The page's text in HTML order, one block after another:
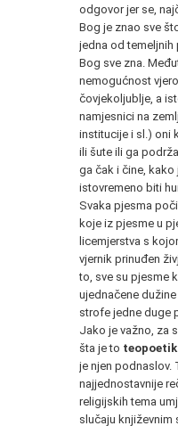
odgovor jer se,
Bog je znao sve
jedna od temeljnih
Bog sve zna.
nemogućnost
čovjekoljublje, a
namjesnici na
institucije i sl.) oni
ili šute ili ga
ga čak i čine,
istovremeno biti
Svaka pjesma
koje iz pjesme u
licemjerstva s
vjernik prinuđen
to, sve su pjesme
ujednačene
strofe jedne duge
Jako je važno, za
šta je to
je njen podnaslov.
najjednostavnije
religijskih tema
slučaju književnim